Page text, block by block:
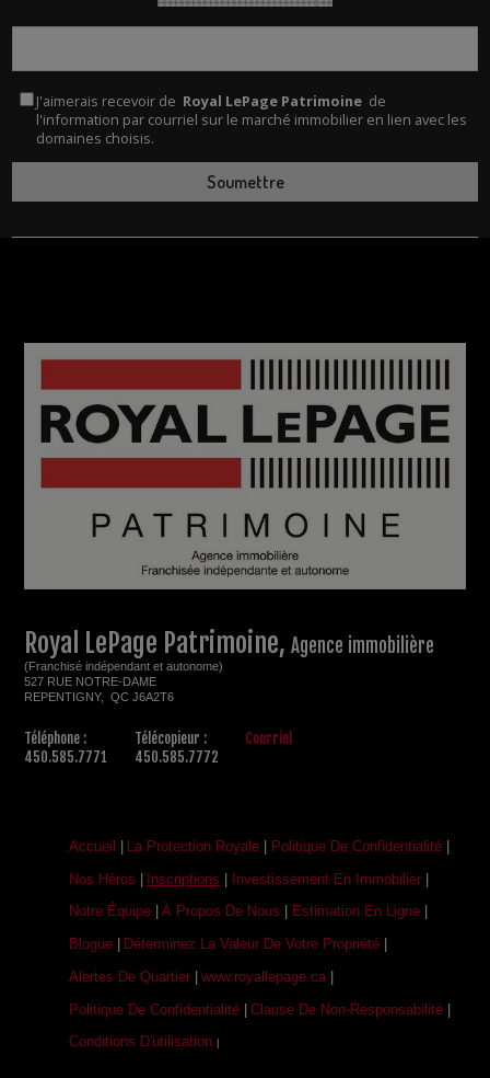
J'aimerais recevoir de Royal LePage Patrimoine de
l'information par courriel sur le marché immobilier en lien avec les
domaines choisis.
Royal LePage Patrimoine,Agence immobilière
(Franchisé indépendant et autonome)
527 RUE NOTRE-DAME
REPENTIGNY, QC J6A2T6
Téléphone :
450.585.7771
Télécopieur :
450.585.7772
Courriel
Accueil La Protection Royale Politique De Confidentialité
Nos Héros | Inscriptions | Investissement En Immobilier |
Notre Équipe
À Propos De Nous Estimation En Ligne
Blogue
Déterminez La Valeur De Votre Propriété
Alertes De Quartier
www.royallepage.ca
Politique De Confidentialité | Clause De Non-Responsabilité |
Conditions D'utilisation